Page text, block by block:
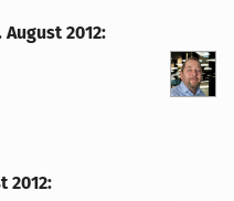
August 2012:
2012: